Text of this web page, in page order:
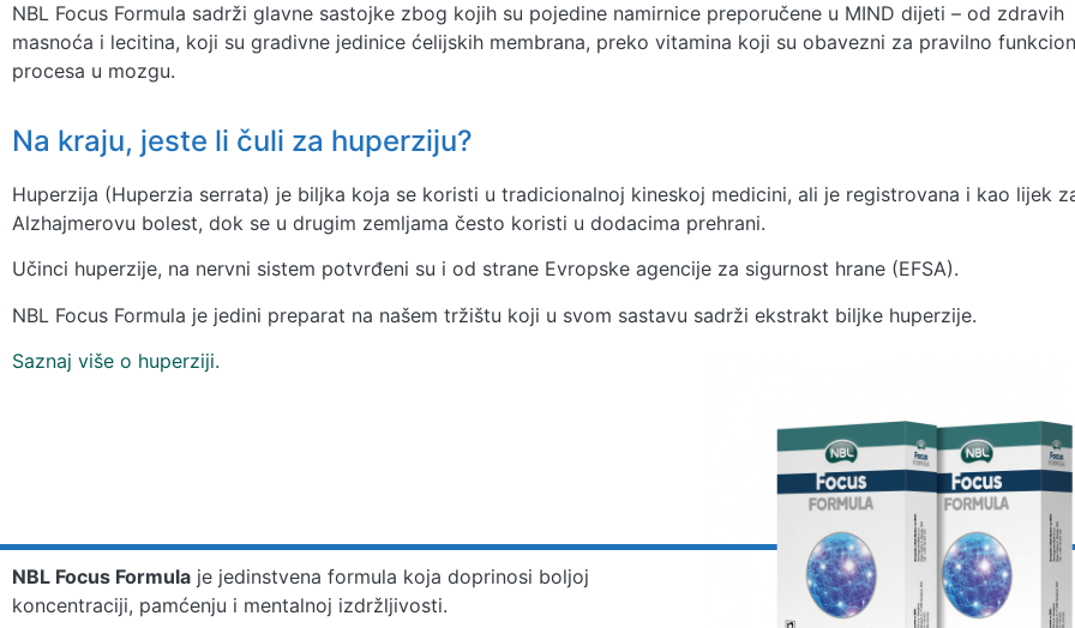
NBL Focus Formula sadrži glavne sastojke zbog kojih su pojedine namirnice preporučene u MIND dijeti – od zdravih
masnoća i lecitina, koji su gradivne jedinice ćelijskih membrana, preko vitamina koji su obavezni za pravilno
procesa u mozgu.
Na kraju, jeste li čuli za huperziju?
Huperzija (Huperzia serrata) je biljka koja se koristi u tradicionalnoj kineskoj medicini, ali je registrovana i kao lijek
Alzhajmerovu bolest, dok se u drugim zemljama često koristi u dodacima prehrani.
Učinci huperzije, na nervni sistem potvrđeni su i od strane Evropske agencije za sigurnost hrane (EFSA).
NBL Focus Formula je jedini preparat na našem tržištu koji u svom sastavu sadrži ekstrakt biljke huperzije.
Saznaj više o huperziji.
NBL Focus Formula je jedinstvena formula koja doprinosi boljoj
koncentraciji, pamćenju i mentalnoj izdržljivosti.